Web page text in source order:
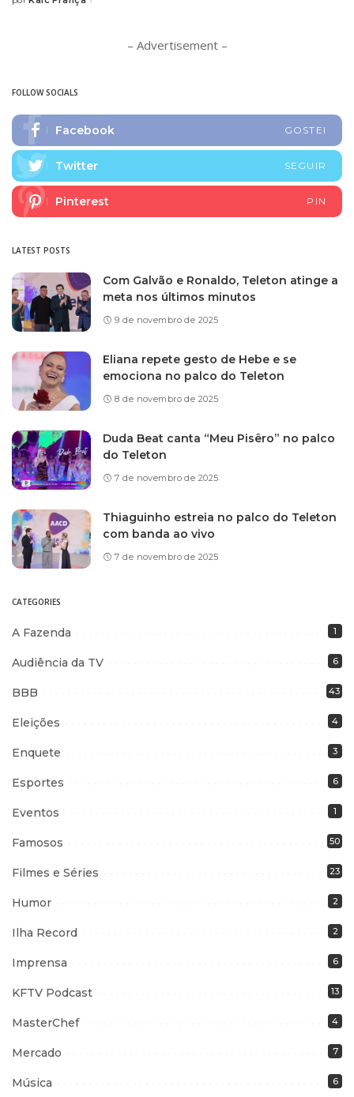
Posted
– Advertisement –
FOLLOW SOCIALS
Facebook GOSTEI
Twitter SEGUIR
Pinterest PIN
LATEST POSTS
Com Galvão e Ronaldo, Teleton atinge a
meta nos últimos minutos
9 de novembro de 2025
Eliana repete gesto de Hebe e se
emociona no palco do Teleton
8 de novembro de 2025
Duda Beat canta “Meu Pisêro” no palco
do Teleton
7 de novembro de 2025
Thiaguinho estreia no palco do Teleton
com banda ao vivo
7 de novembro de 2025
CATEGORIES
A Fazenda 1
Audiência da TV 6
BBB 43
Eleições 4
Enquete 3
Esportes 6
Eventos 1
Famosos 50
Filmes e Séries 23
Humor 2
Ilha Record 2
Imprensa 6
KFTV Podcast 13
MasterChef 4
Mercado 7
Música 6